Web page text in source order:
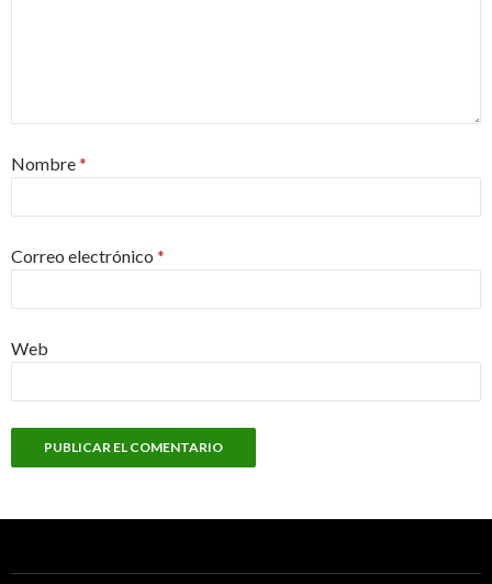
Nombre*
Correo electrónico *
Web